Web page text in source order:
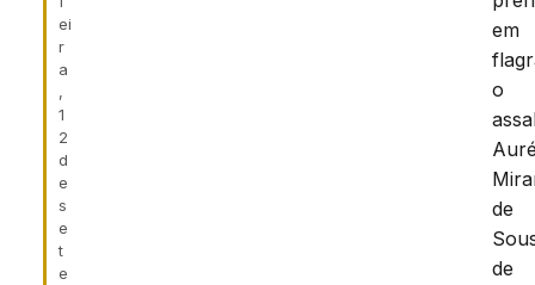
ei
r
a
,
1
2
d
e
s
e
t
e
em
o
de
de